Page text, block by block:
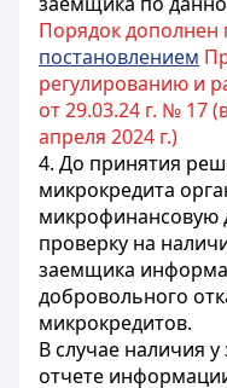
Порядок дополнен
постановлением
регулированию и
от 29.03.24 г. № 17
апреля 2024 г.)
4. До принятия
микрокредита
микрофинансовую
проверку на
заемщика
добровольного
микрокредитов.
В случае наличия
отчете